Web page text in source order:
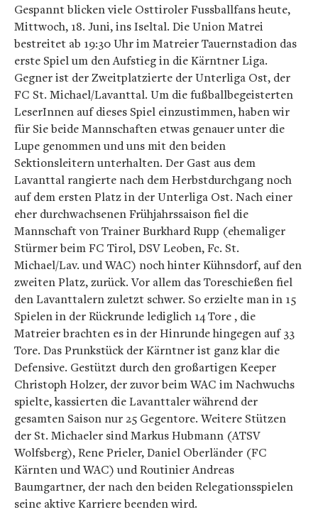
Gespannt blicken viele Osttiroler Fussballfans heute,
Mittwoch, 18. Juni, ins Iseltal. Die Union Matrei
bestreitet ab 19:30 Uhr im Matreier Tauernstadion das
erste Spiel um den Aufstieg in die Kärntner Liga.
Gegner ist der Zweitplatzierte der Unterliga Ost, der
FC St. Michael/Lavanttal. Um die fußballbegeisterten
LeserInnen auf dieses Spiel einzustimmen, haben wir
für Sie beide Mannschaften etwas genauer unter die
Lupe genommen und uns mit den beiden
Sektionsleitern unterhalten. Der Gast aus dem
Lavanttal rangierte nach dem Herbstdurchgang noch
auf dem ersten Platz in der Unterliga Ost. Nach einer
eher durchwachsenen Frühjahrssaison fiel die
Mannschaft von Trainer Burkhard Rupp (ehemaliger
Stürmer beim FC Tirol, DSV Leoben, Fc. St.
Michael/Lav. und WAC) noch hinter Kühnsdorf, auf den
zweiten Platz, zurück. Vor allem das Toreschießen fiel
den Lavanttalern zuletzt schwer. So erzielte man in 15
Spielen in der Rückrunde lediglich 14 Tore , die
Matreier brachten es in der Hinrunde hingegen auf 33
Tore. Das Prunkstück der Kärntner ist ganz klar die
Defensive. Gestützt durch den großartigen Keeper
Christoph Holzer, der zuvor beim WAC im Nachwuchs
spielte, kassierten die Lavanttaler während der
gesamten Saison nur 25 Gegentore. Weitere Stützen
der St. Michaeler sind Markus Hubmann (ATSV
Wolfsberg), Rene Prieler, Daniel Oberländer (FC
Kärnten und WAC) und Routinier Andreas
Baumgartner, der nach den beiden Relegationsspielen
seine aktive Karriere beenden wird.